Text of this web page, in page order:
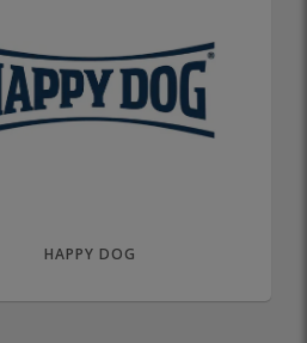
HAPPY DOG